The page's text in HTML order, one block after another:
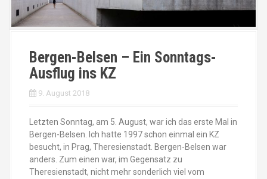
Bergen-Belsen – Ein Sonntags-
Ausflug ins KZ
9. August 2018
Letzten Sonntag, am 5. August, war ich das erste Mal in
Bergen-Belsen. Ich hatte 1997 schon einmal ein KZ
besucht, in Prag, Theresienstadt. Bergen-Belsen war
anders. Zum einen war, im Gegensatz zu
Theresienstadt, nicht mehr sonderlich viel vom